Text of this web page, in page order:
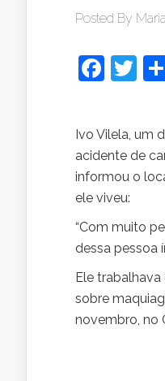
Posted By
Ivo Vilela, um
acidente de
informou o
ele viveu:
“Com muito
dessa pessoa
Ele trabalhava
sobre
novembro, no